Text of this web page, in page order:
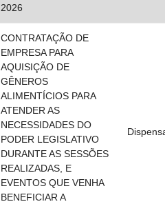
2026
CONTRATAÇÃO DE
EMPRESA PARA
AQUISIÇÃO DE
GÊNEROS
ALIMENTÍCIOS PARA
ATENDER AS
NECESSIDADES DO
PODER LEGISLATIVO
DURANTE AS SESSÕES
REALIZADAS, E
EVENTOS QUE VENHA
BENEFICIAR A